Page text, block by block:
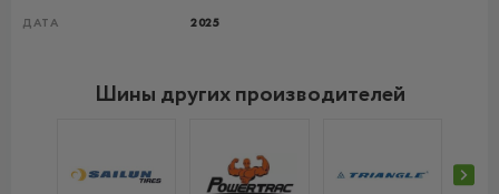
ДАТА 2025
Шины других производителей